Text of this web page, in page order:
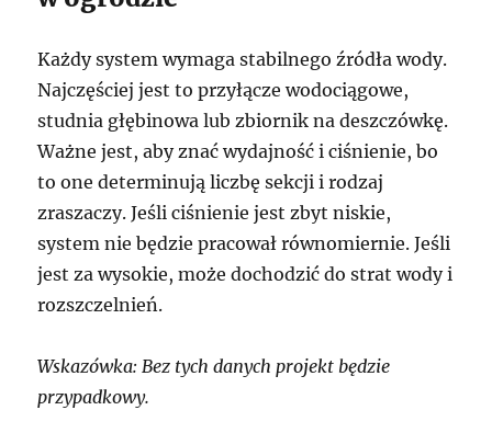
Każdy system wymaga stabilnego źródła wody.
Najczęściej jest to przyłącze wodociągowe,
studnia głębinowa lub zbiornik na deszczówkę.
Ważne jest, aby znać wydajność i ciśnienie, bo
to one determinują liczbę sekcji i rodzaj
zraszaczy. Jeśli ciśnienie jest zbyt niskie,
system nie będzie pracował równomiernie. Jeśli
jest za wysokie, może dochodzić do strat wody i
rozszczelnień.
Wskazówka: Bez tych danych projekt będzie
przypadkowy.